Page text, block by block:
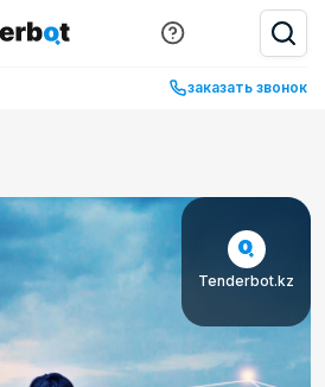
заказать звонок
Tenderbot.kz